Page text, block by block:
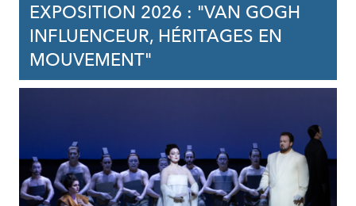
EXPOSITION 2026 : "VAN GOGH
INFLUENCEUR, HÉRITAGES EN
MOUVEMENT"